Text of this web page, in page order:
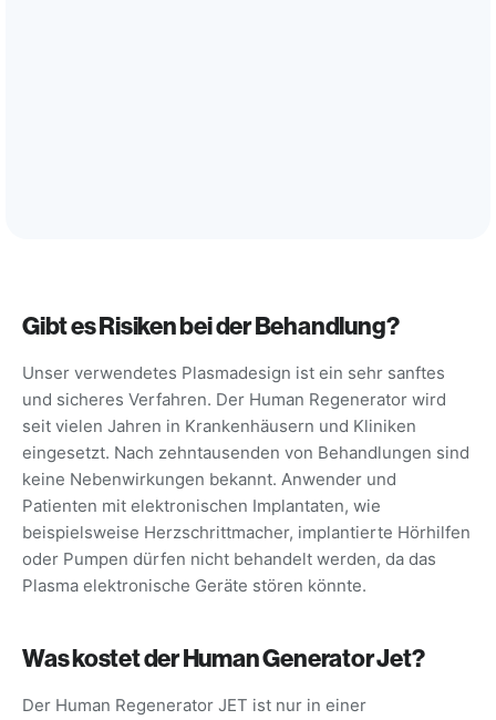
Gibt es Risiken bei der Behandlung?
Unser verwendetes Plasmadesign ist ein sehr sanftes
und sicheres Verfahren. Der Human Regenerator wird
seit vielen Jahren in Krankenhäusern und Kliniken
eingesetzt. Nach zehntausenden von Behandlungen sind
keine Nebenwirkungen bekannt. Anwender und
Patienten mit elektronischen Implantaten, wie
beispielsweise Herzschrittmacher, implantierte Hörhilfen
oder Pumpen dürfen nicht behandelt werden, da das
Plasma elektronische Geräte stören könnte.
Was kostet der Human Generator Jet?
Der Human Regenerator JET ist nur in einer